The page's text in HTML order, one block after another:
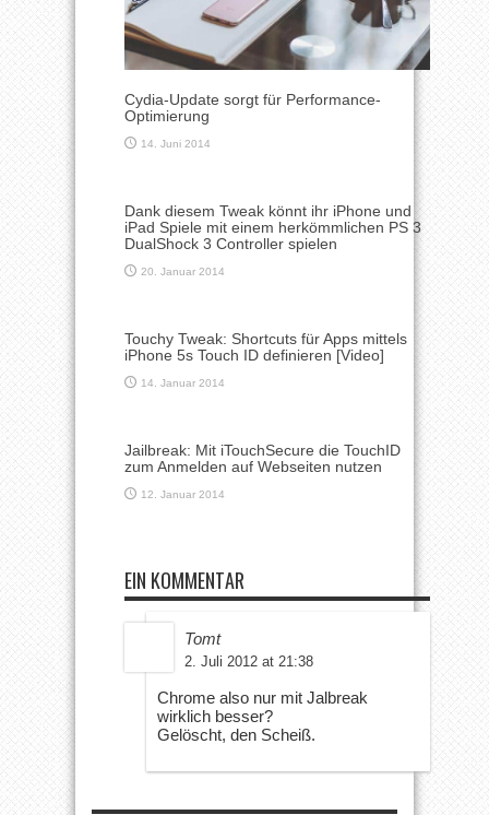
Cydia-Update sorgt für Performance-
Optimierung
14. Juni 2014
Dank diesem Tweak könnt ihr iPhone und
iPad Spiele mit einem herkömmlichen PS 3
DualShock 3 Controller spielen
20. Januar 2014
Touchy Tweak: Shortcuts für Apps mittels
iPhone 5s Touch ID definieren [Video]
14. Januar 2014
Jailbreak: Mit iTouchSecure die TouchID
zum Anmelden auf Webseiten nutzen
12. Januar 2014
EIN KOMMENTAR
Tomt
2. Juli 2012 at 21:38
Chrome also nur mit Jalbreak
wirklich besser?
Gelöscht, den Scheiß.